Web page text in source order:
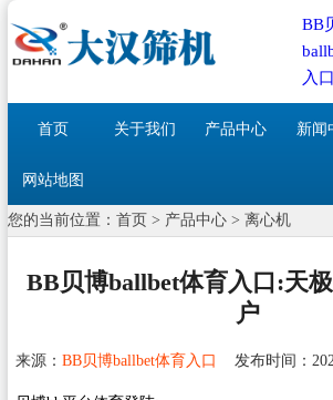
BB
入口
首页 关于我们 产品中心 新闻
网站地图
您的当前位置： 首页 > 产品中心> 离心机
BB贝博ballbet体育入口:天
户
来源： BB贝博ballbet体育入口 发布时间：